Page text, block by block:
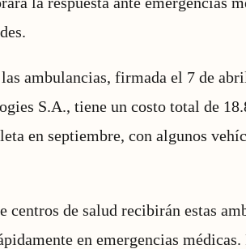
ambulancias, firmada el 7 de
S.A., tiene un costo total de
en septiembre, con algunos
centros de salud recibirán estas
en emergencias